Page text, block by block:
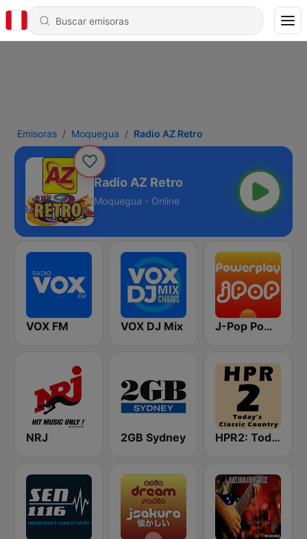
Emisoras Moquegua Radio AZ Retro
Radio AZ Retro
Moquegua - Online
VOX FM VOX DJ Mix J-Pop Powerplay
NRJ 2GB Sydney HPR2: Today's Classic Country